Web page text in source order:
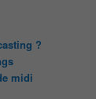
?
midi